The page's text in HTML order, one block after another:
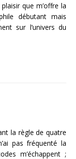
que m’offre la
débutant mais
sur l’univers du
la règle de quatre
pas fréquenté la
m’échappent ;